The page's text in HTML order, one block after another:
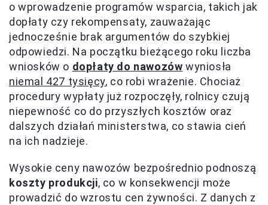
o wprowadzenie programów wsparcia, takich jak
dopłaty czy rekompensaty, zauważając
jednocześnie brak argumentów do szybkiej
odpowiedzi. Na początku bieżącego roku liczba
wniosków o dopłaty do nawozów wyniosła
niemal 427 tysięcy, co robi wrażenie. Chociaż
procedury wypłaty już rozpoczęły, rolnicy czują
niepewność co do przyszłych kosztów oraz
dalszych działań ministerstwa, co stawia cień
na ich nadzieje.
Wysokie ceny nawozów bezpośrednio podnoszą
koszty produkcji, co w konsekwencji może
prowadzić do wzrostu cen żywności. Z danych z